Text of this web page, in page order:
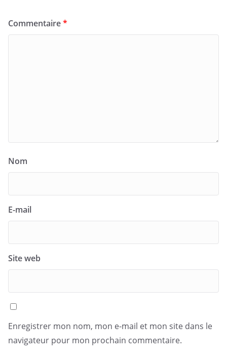
Commentaire*
Nom
E-mail
Site web
Enregistrer mon nom, mon e-mail et mon site dans le
navigateur pour mon prochain commentaire.